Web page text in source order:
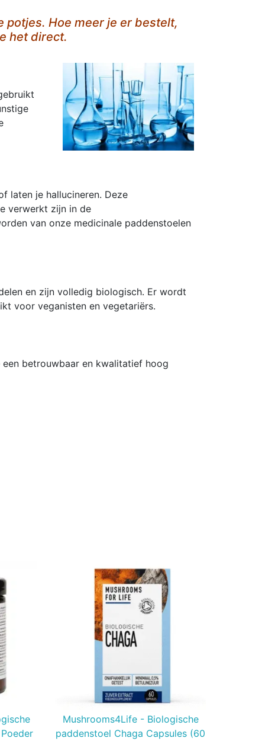
potjes. Hoe meer je er bestelt,
het direct.
laten je hallucineren. Deze
verwerkt zijn in de
van onze medicinale paddenstoelen
en zijn volledig biologisch. Er wordt
voor veganisten en vegetariërs.
betrouwbaar en kwalitatief hoog
Mushrooms4Life - Biologische
paddenstoel Chaga Capsules (60